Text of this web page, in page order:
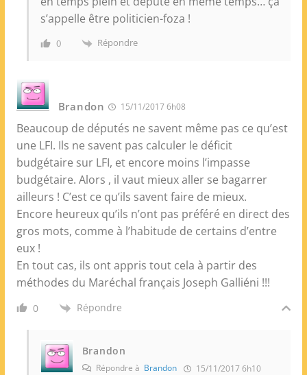
s’appelle être politicien-foza !
0 Répondre
Brandon 15/11/2017 6h08
Beaucoup de députés ne savent même pas ce qu’est
une LFI. Ils ne savent pas calculer le déficit
budgétaire sur LFI, et encore moins l’impasse
budgétaire. Alors , il vaut mieux aller se bagarrer
ailleurs ! C’est ce qu’ils savent faire de mieux.
Encore heureux qu’ils n’ont pas préféré en direct des
gros mots, comme à l’habitude de certains d’entre
eux !
En tout cas, ils ont appris tout cela à partir des
méthodes du Maréchal français Joseph Galliéni !!!
0 Répondre
Brandon
Répondre à Brandon 15/11/2017 6h10